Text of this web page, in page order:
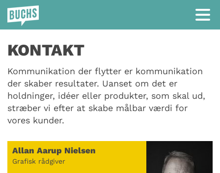
KONTAKT
Kommunikation der flytter er kommunikation
der skaber resultater. Uanset om det er
holdninger, idéer eller produkter, som skal ud,
stræber vi efter at skabe målbar værdi for
vores kunder.
Allan Aarup Nielsen
Grafisk rådgiver